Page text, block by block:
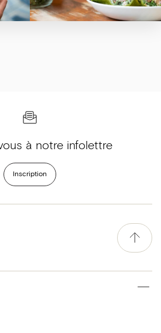
à notre infolettre
Inscription